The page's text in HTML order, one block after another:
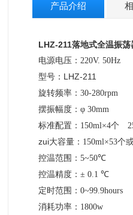
产品介绍
LHZ-211落地式全温振荡
电源电压： 220V. 50Hz
型号： LHZ-211
旋转频率： 30-280rpm
摆振幅度： φ 30mm
标准配置： 150ml×4个
zui大容量： 150ml×53个
控温范围： 5~50℃
控温精度： ± 0.1 ℃
定时范围： 0~99.9hours
消耗功率： 1800w